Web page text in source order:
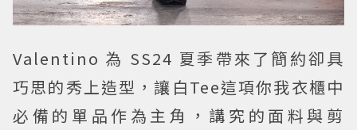
Valentino 為 SS24 夏季帶來了簡約卻具
巧思的秀上造型，讓白Tee這項你我衣櫃中
必備的單品作為主角，講究的面料與剪